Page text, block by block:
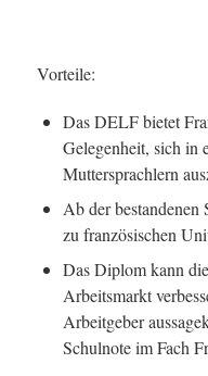
Vorteile:
Das DELF bietet
Gelegenheit, sich in
Muttersprachlern
Ab der bestandenen
zu französischen
Das Diplom kann
Arbeitsmarkt
Arbeitgeber
Schulnote im Fach